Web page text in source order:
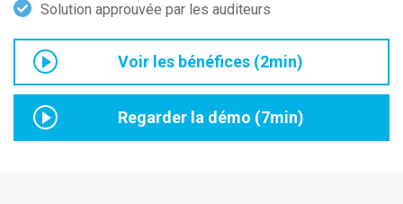
Solution approuvée par les auditeurs
Voir les bénéfices (2min)
Regarder la démo (7min)